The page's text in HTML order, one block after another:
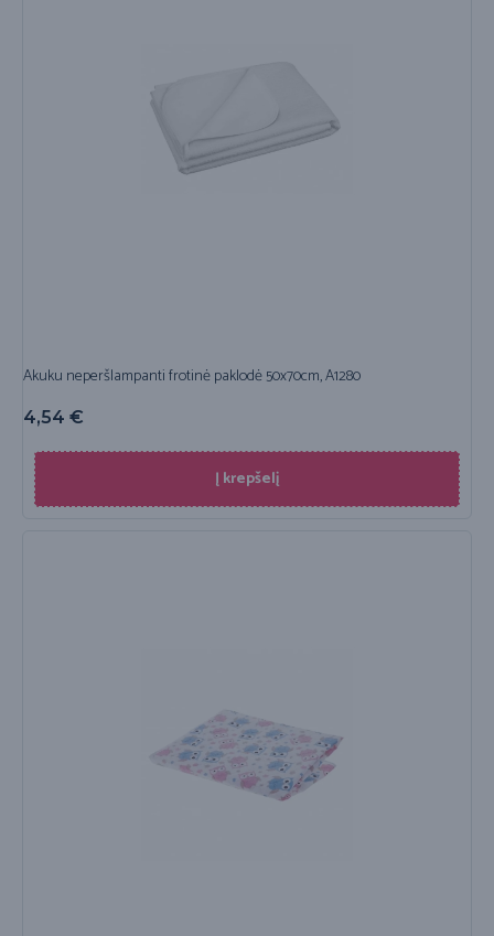
Akuku neperšlampanti frotinė paklodė 50x70cm, A1280
4,54 €
Į krepšelį